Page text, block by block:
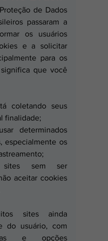
de Dados
passaram a
os usuários
e a solicitar
para os
que você
coletando seus
finalidade;
determinados
especialmente os
sites sem ser
aceitar cookies
sites ainda
do usuário, com
e opções